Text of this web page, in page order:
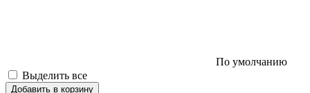
По умолчанию
Выделить все
Добавить в корзину